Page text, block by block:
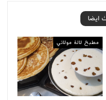
ايضا
مطبخ لالة مولاتي